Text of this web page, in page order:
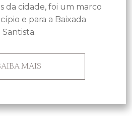
da cidade, foi um marco
e para a Baixada
Santista.
MAIS